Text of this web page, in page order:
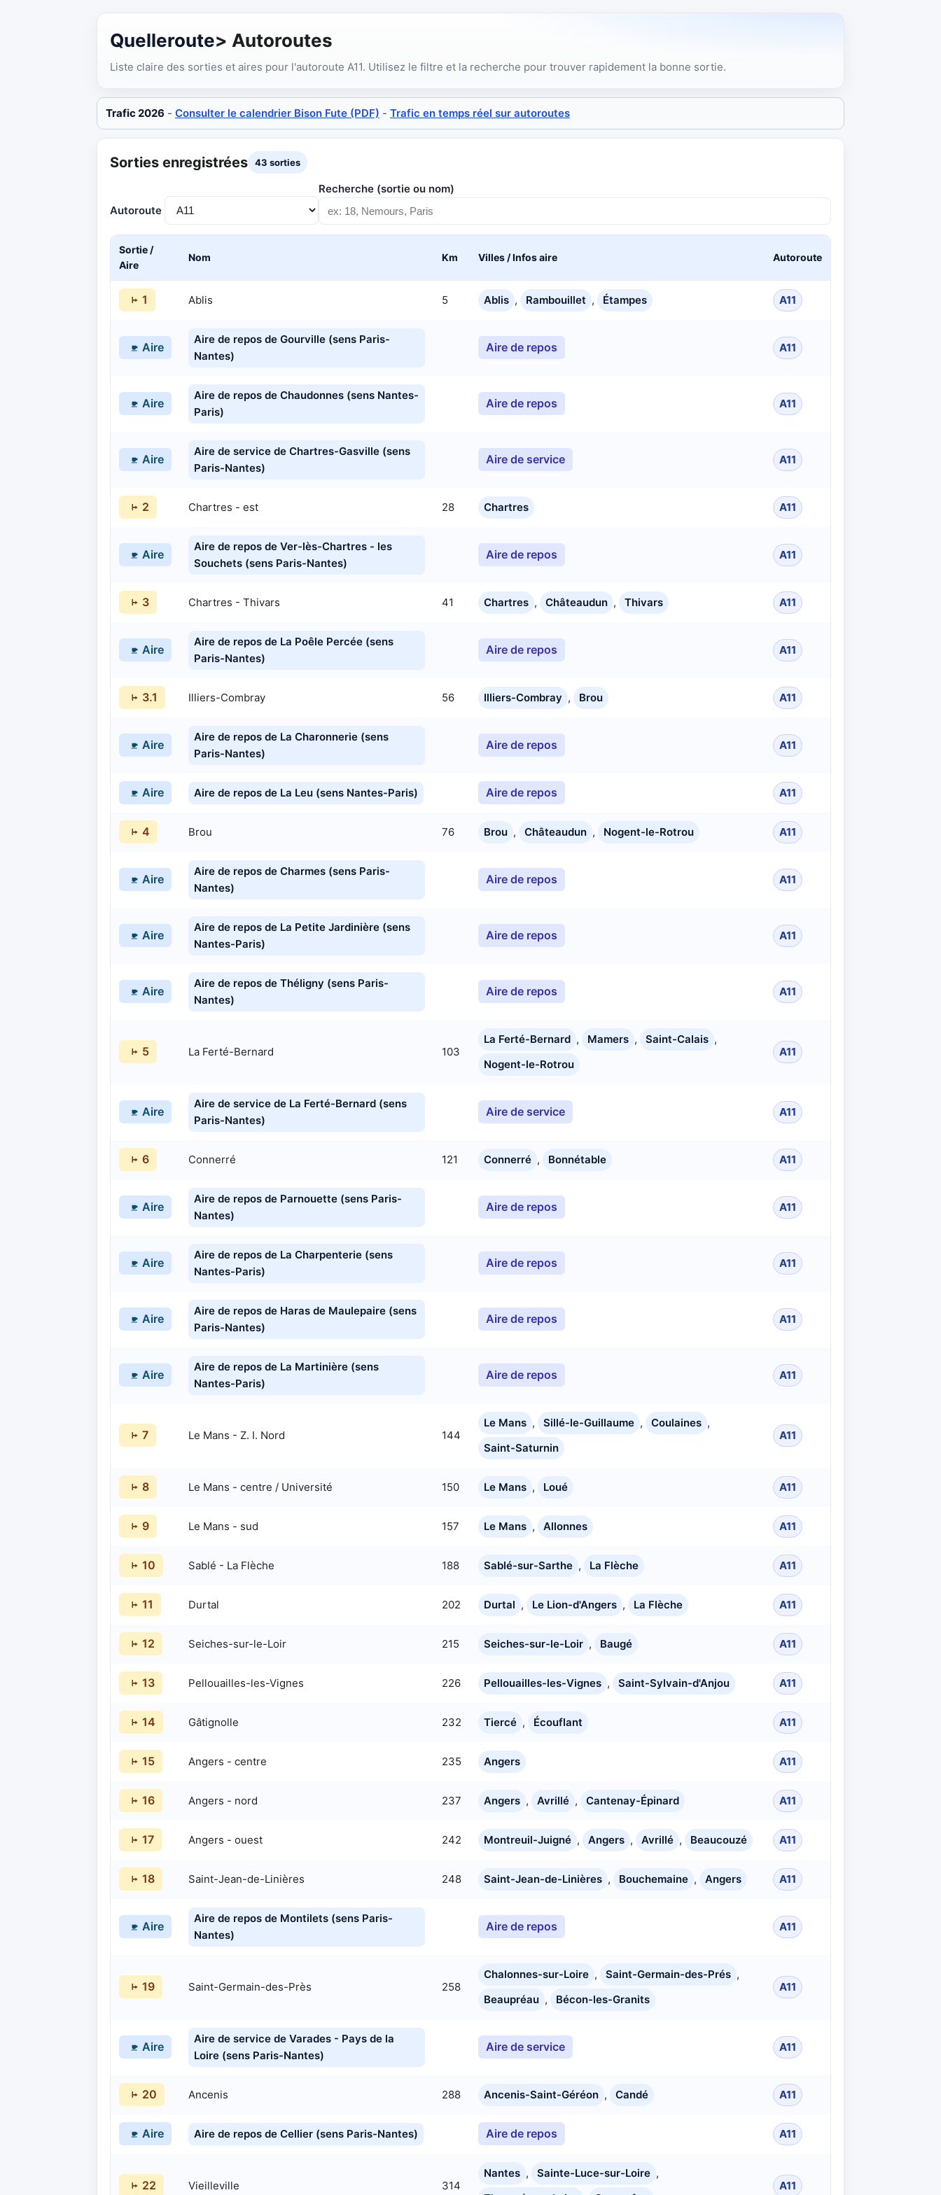
Quelleroute> Autoroutes
Liste claire des sorties et aires pour l'autoroute A11. Utilisez le filtre et la recherche pour trouver rapidement la bonne sortie.
Trafic 2026 - Consulter le calendrier Bison Fute (PDF) - Trafic en temps réel sur autoroutes
Sorties enregistrées 43 sorties
Autoroute
Recherche (sortie ou nom)
Sortie /
Aire
Nom Km Villes / Infos aire Autoroute
1 Ablis 5 Ablis , Rambouillet , Étampes A11
Aire
Aire de repos de Gourville (sens Paris-
Nantes)
Aire de repos A11
Aire
Aire de repos de Chaudonnes (sens Nantes-
Paris)
Aire de repos A11
Aire
Aire de service de Chartres-Gasville (sens
Paris-Nantes)
Aire de service A11
2 Chartres - est 28 Chartres A11
Aire
Aire de repos de Ver-lès-Chartres - les
Souchets (sens Paris-Nantes)
Aire de repos A11
3 Chartres - Thivars 41 Chartres , Châteaudun , Thivars A11
Aire
Aire de repos de La Poêle Percée (sens
Paris-Nantes)
Aire de repos A11
3.1 Illiers-Combray 56 Illiers-Combray , Brou A11
Aire
Aire de repos de La Charonnerie (sens
Paris-Nantes)
Aire de repos A11
Aire Aire de repos de La Leu (sens Nantes-Paris) Aire de repos A11
4 Brou 76 Brou , Châteaudun , Nogent-le-Rotrou A11
Aire
Aire de repos de Charmes (sens Paris-
Nantes)
Aire de repos A11
Aire
Aire de repos de La Petite Jardinière (sens
Nantes-Paris)
Aire de repos A11
Aire
Aire de repos de Théligny (sens Paris-
Nantes)
Aire de repos A11
5 La Ferté-Bernard 103
La Ferté-Bernard , Mamers , Saint-Calais ,
Nogent-le-Rotrou
A11
Aire
Aire de service de La Ferté-Bernard (sens
Paris-Nantes)
Aire de service A11
6 Connerré 121 Connerré , Bonnétable A11
Aire
Aire de repos de Parnouette (sens Paris-
Nantes)
Aire de repos A11
Aire
Aire de repos de La Charpenterie (sens
Nantes-Paris)
Aire de repos A11
Aire
Aire de repos de Haras de Maulepaire (sens
Paris-Nantes)
Aire de repos A11
Aire
Aire de repos de La Martinière (sens
Nantes-Paris)
Aire de repos A11
7 Le Mans - Z. I. Nord 144
Le Mans , Sillé-le-Guillaume , Coulaines ,
Saint-Saturnin
A11
8 Le Mans - centre / Université 150 Le Mans , Loué A11
9 Le Mans - sud 157 Le Mans , Allonnes A11
10 Sablé - La Flèche 188 Sablé-sur-Sarthe , La Flèche A11
11 Durtal 202 Durtal , Le Lion-d'Angers , La Flèche A11
12 Seiches-sur-le-Loir 215 Seiches-sur-le-Loir , Baugé A11
13 Pellouailles-les-Vignes 226 Pellouailles-les-Vignes , Saint-Sylvain-d'Anjou A11
14 Gâtignolle 232 Tiercé , Écouflant A11
15 Angers - centre 235 Angers A11
16 Angers - nord 237 Angers , Avrillé , Cantenay-Épinard A11
17 Angers - ouest 242 Montreuil-Juigné , Angers , Avrillé , Beaucouzé A11
18 Saint-Jean-de-Linières 248 Saint-Jean-de-Linières , Bouchemaine , Angers A11
Aire
Aire de repos de Montilets (sens Paris-
Nantes)
Aire de repos A11
19 Saint-Germain-des-Près 258
Chalonnes-sur-Loire , Saint-Germain-des-Prés ,
Beaupréau , Bécon-les-Granits
A11
Aire
Aire de service de Varades - Pays de la
Loire (sens Paris-Nantes)
Aire de service A11
20 Ancenis 288 Ancenis-Saint-Géréon , Candé A11
Aire Aire de repos de Cellier (sens Paris-Nantes) Aire de repos A11
22 Vieilleville 314
Nantes , Sainte-Luce-sur-Loire ,
A11